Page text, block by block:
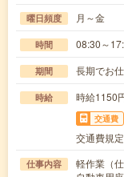
曜日頻度 月～金
時間 08:30～
期間 長期でお
時給 時給1150
交通費
交通費規
仕事内容
軽作業（